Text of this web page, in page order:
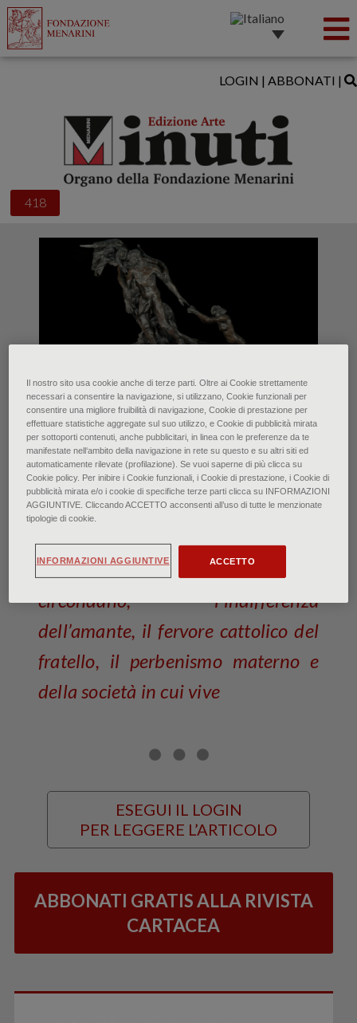
418
LOGIN | ABBONATI |
1893/1903 - Parigi, Musee d’Orsay
©Photo Josse/Scala, Firenze
Camille Claudel: talento e
follia
di Francesca Bardi • Ottobre 2025
Subisce le persone che la
circondano, l’indifferenza
dell’amante, il fervore cattolico del
fratello, il perbenismo materno e
della società in cui vive
ESEGUI IL LOGIN
PER LEGGERE L’ARTICOLO
ABBONATI GRATIS ALLA RIVISTA
CARTACEA
Il nostro sito usa cookie anche di terze parti. Oltre ai Cookie strettamente
necessari a consentire la navigazione, si utilizzano, Cookie funzionali per
consentire una migliore fruibilità di navigazione, Cookie di prestazione per
effettuare statistiche aggregate sul suo utilizzo, e Cookie di pubblicità mirata
per sottoporti contenuti, anche pubblicitari, in linea con le preferenze da te
manifestate nell‘ambito della navigazione in rete su questo e su altri siti ed
automaticamente rilevate (profilazione). Se vuoi saperne di più clicca su
Cookie policy. Per inibire i Cookie funzionali, i Cookie di prestazione, i Cookie di
pubblicità mirata e/o i cookie di specifiche terze parti clicca su INFORMAZIONI
AGGIUNTIVE. Cliccando ACCETTO acconsenti all’uso di tutte le menzionate
tipologie di cookie.
ACCETTO
INFORMAZIONI AGGIUNTIVE